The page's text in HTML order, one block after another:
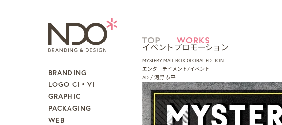
BRANDING
LOGO CI・VI
GRAPHIC
PACKAGING
WEB
イベントプロモーション
MYSTERY MAIL BOX GLOBAL EDITION
エンターテイメント/イベント
AD / 河野 恭平